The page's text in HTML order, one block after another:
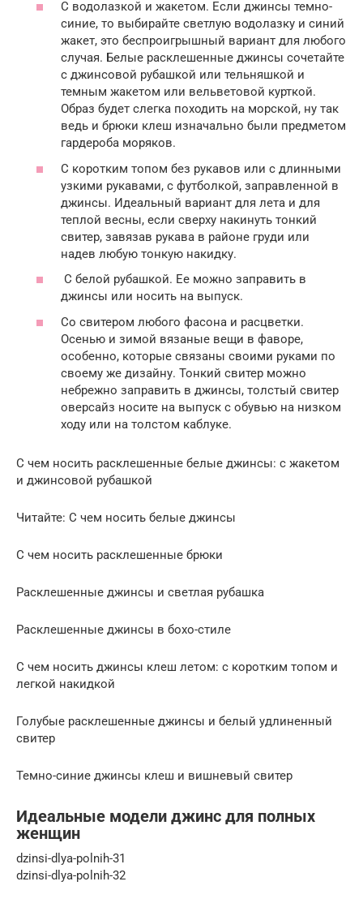
C водолазкой и жакетом. Если джинсы темно-
синие, то выбирайте светлую водолазку и синий
жакет, это беспроигрышный вариант для любого
случая. Белые расклешенные джинсы сочетайте
с джинсовой рубашкой или тельняшкой и
темным жакетом или вельветовой курткой.
Образ будет слегка походить на морской, ну так
ведь и брюки клеш изначально были предметом
гардероба моряков.
С коротким топом без рукавов или с длинными
узкими рукавами, с футболкой, заправленной в
джинсы. Идеальный вариант для лета и для
теплой весны, если сверху накинуть тонкий
свитер, завязав рукава в районе груди или
надев любую тонкую накидку.
С белой рубашкой. Ее можно заправить в
джинсы или носить на выпуск.
Со свитером любого фасона и расцветки.
Осенью и зимой вязаные вещи в фаворе,
особенно, которые связаны своими руками по
своему же дизайну. Тонкий свитер можно
небрежно заправить в джинсы, толстый свитер
оверсайз носите на выпуск с обувью на низком
ходу или на толстом каблуке.
С чем носить расклешенные белые джинсы: с жакетом
и джинсовой рубашкой
Читайте: С чем носить белые джинсы
С чем носить расклешенные брюки
Расклешенные джинсы и светлая рубашка
Расклешенные джинсы в бохо-стиле
С чем носить джинсы клеш летом: с коротким топом и
легкой накидкой
Голубые расклешенные джинсы и белый удлиненный
свитер
Темно-синие джинсы клеш и вишневый свитер
Идеальные модели джинс для полных
женщин
dzinsi-dlya-polnih-31
dzinsi-dlya-polnih-32